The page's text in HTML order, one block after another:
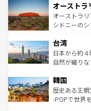
部のニューオ
文化が魅力。
しみながら
ならではの贅沢な旅
情報はコン
ワイ島は見逃
島だが、静
おすすめ。
れるおもてな
人々、おい
ク、伝統的
ワイを、存分に味わっ
はコンテンツ
オーストラ
オーストラ
シドニーの
リアリーフや
ク）、タス
ど、見どこ
いる。アクテ
ビング、ハ
い。オース
台湾
日本から約
自然が織り
ン）、静ひつ
と山間の静
驚きをもた
韓国
歴史ある王
-POPで世界